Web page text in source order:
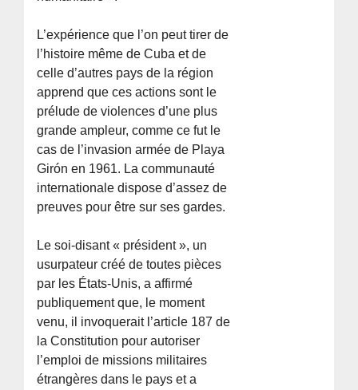
L’expérience que l’on peut tirer de
l’histoire même de Cuba et de
celle d’autres pays de la région
apprend que ces actions sont le
prélude de violences d’une plus
grande ampleur, comme ce fut le
cas de l’invasion armée de Playa
Girón en 1961. La communauté
internationale dispose d’assez de
preuves pour être sur ses gardes.
Le soi-disant « président », un
usurpateur créé de toutes pièces
par les États-Unis, a affirmé
publiquement que, le moment
venu, il invoquerait l’article 187 de
la Constitution pour autoriser
l’emploi de missions militaires
étrangères dans le pays et a